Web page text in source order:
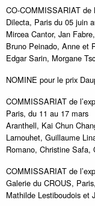
CO-COMMISSARIAT de
Dilecta, Paris du 05 juin
Mircea Cantor, Jan
Bruno Peinado, Anne et
Edgar Sarin, Morgane
NOMINE pour le prix
COMMISSARIAT de
Paris, du 11 au 17 mars
Aranthell, Kai Chun
Larnouhet, Guillaume
Romano, Christine Safa,
COMMISSARIAT de
Galerie du CROUS,
Mathilde Lestiboudois et